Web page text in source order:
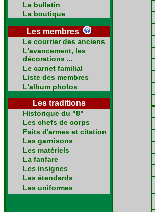
Le bulletin
La boutique
Les membres
Le courrier des anciens
L'avancement, les
décorations ...
Le carnet familial
Liste des membres
L'album photos
Les traditions
Historique du "8"
Les chefs de corps
Faits d'armes et citation
Les garnisons
Les matériels
La fanfare
Les insignes
Les étendards
Les uniformes